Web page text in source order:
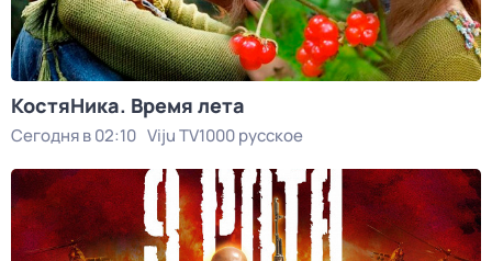
КостяНика. Время лета
Сегодня в 02:10 Viju TV1000 русское